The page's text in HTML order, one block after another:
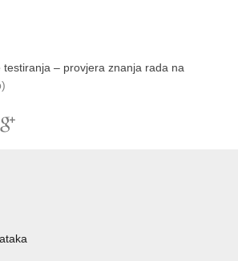
testiranja – provjera znanja rada na